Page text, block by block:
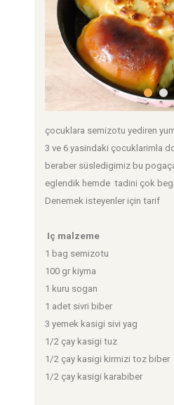
çocuklara semizotu yediren
3 ve 6 yasindaki çocuklarimla
beraber süsledigimiz bu
eglendik hemde tadini çok
Denemek isteyenler için tarif
Iç malzeme
1 bag semizotu
100 gr kiyma
1 kuru sogan
1 adet sivri biber
3 yemek kasigi sivi yag
1/2 çay kasigi tuz
1/2 çay kasigi kirmizi toz biber
1/2 çay kasigi karabiber